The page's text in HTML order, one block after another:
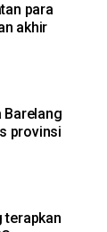
para
akhir
Barelang
provinsi
terapkan